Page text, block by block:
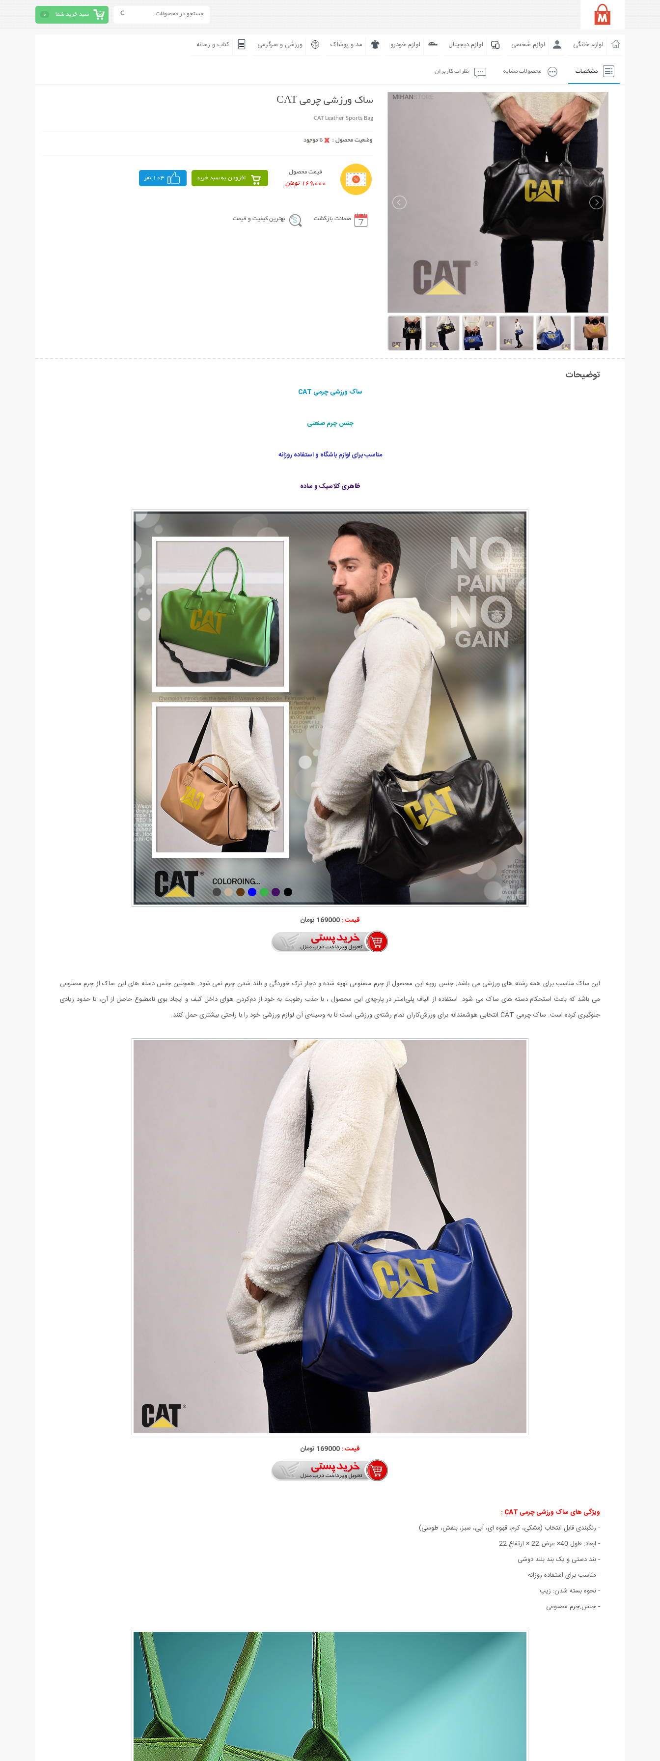
سبد خرید شما 0
لوازم خانگی لوازم شخصی لوازم دیجیتال لوازم خودرو مد و پوشاک ورزشی و سرگرمی کتاب و رسانه
مشخصات محصولات مشابه نظرات کاربران
ساک ورزشی چرمی CAT
CAT Leather Sports Bag
قیمت محصول
169,000 تومان
افزودن به سبد خرید 103 نفر
ضمانت بازگشت بهترین کیفیت و قیمت
توضیحات
ساک ورزشی چرمی CAT
جنس چرم صنعتی
مناسب برای لوازم باشگاه و استفاده روزانه
ظاهری کلاسیک و ساده
قیمت :169000 تومان
این ساک مناسب برای همه رشته های ورزشی می باشد. جنس رویه این محصول از چرم مصنوعی تهیه شده و دچار ترک خوردگی و بلند شدن چرم نمی شود. همچنین جنس دسته های این ساک از چرم مصنوعی
می باشد که باعث استحکام دسته های ساک می شود. استفاده از الیاف پلی‌استر در پارچه‌ی این محصول ، با جذب رطوبت به خود از دم‌کردن هوای داخل کیف و ایجاد بوی نامطبوع حاصل از آن، تا حدود زیادی
جلوگیری کرده است. ساک چرمی CAT انتخابی هوشمندانه برای ورزش‌کاران تمام رشته‌ی ورزشی است تا به وسیله‌ی آن لوازم ورزشی خود را با راحتی بیشتری حمل کنند.
قیمت :169000 تومان
ویژگی های ساک ورزشی چرمی CAT
:
- رنگبندی قابل انتخاب (مشکی، کرم، قهوه ای، آبی، سبز، بنفش، طوسی)
- ابعاد: طول 40× عرض 22 × ارتفاع 22
- بند دستی و یک بند بلند دوشی
- مناسب برای استفاده روزانه
- نحوه بسته شدن: زیپ
- جنس:چرم مصنوعی